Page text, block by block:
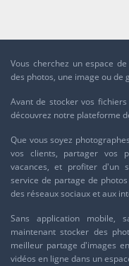
Vous cherchez un espace
des photos, une image ou de
Avant de stocker vos
découvrez notre plateforme
Que vous soyez
vos clients, partager vos
vacances, et profiter d'un
service de partage de
des réseaux sociaux et aux
Sans application mobile,
maintenant stocker des
meilleur partage d'images
vidéos en ligne dans un